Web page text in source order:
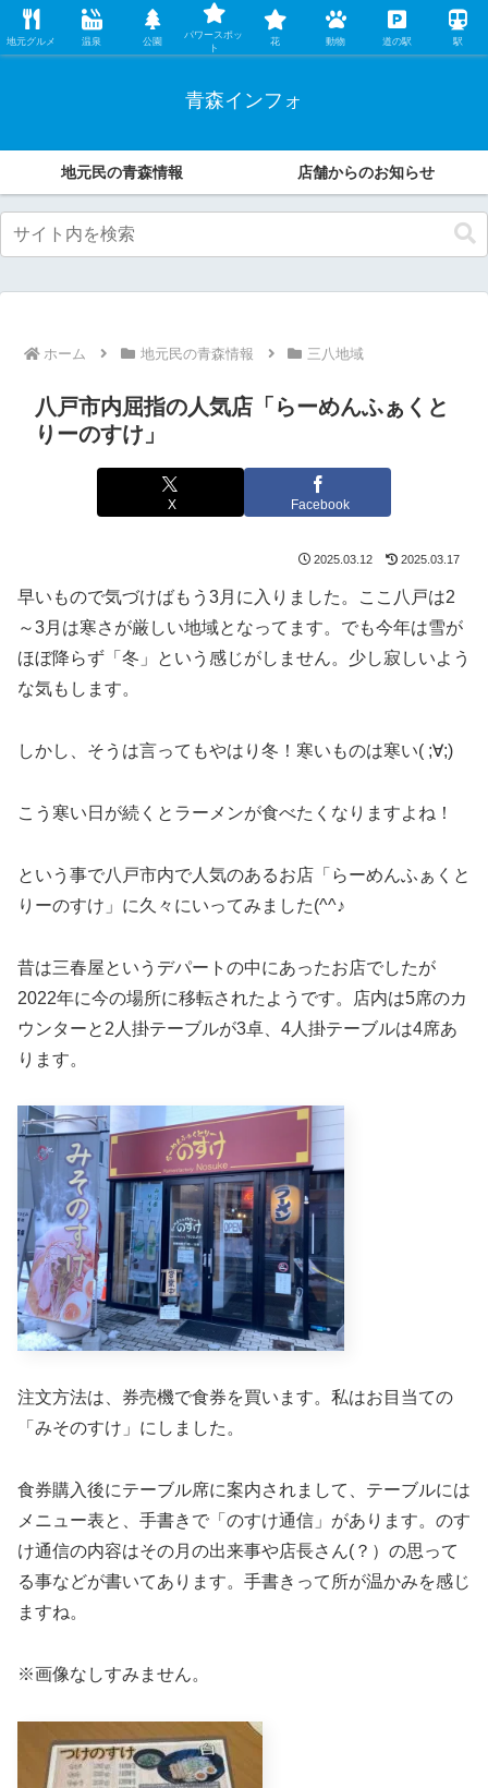
レンタカー店の中の人が、地元民ならではの観光・グルメ情報などオススメす
る魅力をこっそり伝えます。
青森インフォ
地元民の青森情報 店舗からのお知らせ
ホーム 地元民の青森情報 三八地域
八戸市内屈指の人気店「らーめんふぁくと
りーのすけ」
X Facebook
2025.03.12 2025.03.17
早いもので気づけばもう3月に入りました。ここ八戸は2
～3月は寒さが厳しい地域となってます。でも今年は雪が
ほぼ降らず「冬」という感じがしません。少し寂しいよう
な気もします。
しかし、そうは言ってもやはり冬！寒いものは寒い( ;∀;)
こう寒い日が続くとラーメンが食べたくなりますよね！
という事で八戸市内で人気のあるお店「らーめんふぁくと
りーのすけ」に久々にいってみました(^^♪
昔は三春屋というデパートの中にあったお店でしたが
2022年に今の場所に移転されたようです。店内は5席のカ
ウンターと2人掛テーブルが3卓、4人掛テーブルは4席あ
ります。
注文方法は、券売機で食券を買います。私はお目当ての
「みそのすけ」にしました。
食券購入後にテーブル席に案内されまして、テーブルには
メニュー表と、手書きで「のすけ通信」があります。のす
け通信の内容はその月の出来事や店長さん(？）の思って
る事などが書いてあります。手書きって所が温かみを感じ
ますね。
※画像なしすみません。
地元グルメ 温泉 公園
パワースポッ
ト
花 動物 道の駅 駅